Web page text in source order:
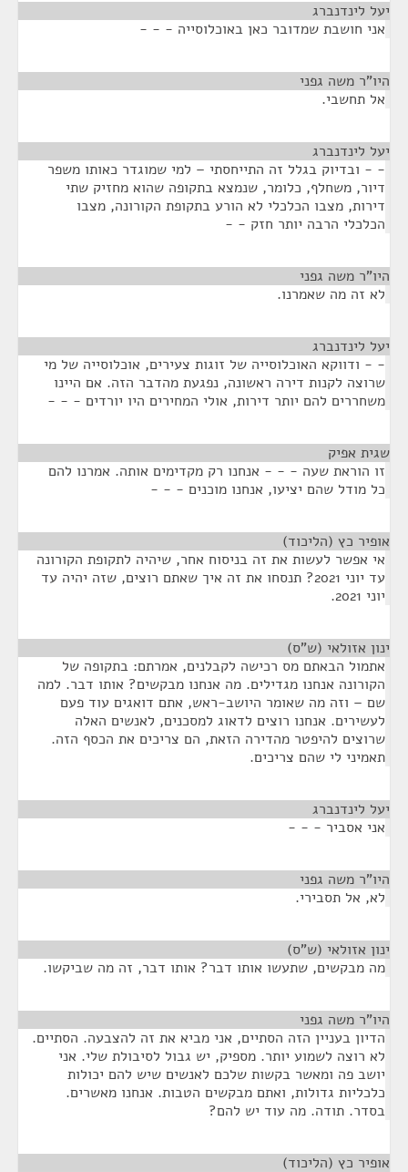
יעל לינדנברג
אני חושבת שמדובר כאן באוכלוסייה - - -
היו"ר משה גפני
אל תחשבי.
יעל לינדנברג
- - ובדיוק בגלל זה התייחסתי – למי שמוגדר כאותו משפר
דיור, משחלף, כלומר, שנמצא בתקופה שהוא מחזיק שתי
דירות, מצבו הכלכלי לא הורע בתקופת הקורונה, מצבו
הכלכלי הרבה יותר חזק - -
היו"ר משה גפני
לא זה מה שאמרנו.
יעל לינדנברג
- - ודווקא האוכלוסייה של זוגות צעירים, אוכלוסייה של מי
שרוצה לקנות דירה ראשונה, נפגעת מהדבר הזה. אם היינו
משחררים להם יותר דירות, אולי המחירים היו יורדים - - -
שגית אפיק
זו הוראת שעה - - - אנחנו רק מקדימים אותה. אמרנו להם
כל מודל שהם יציעו, אנחנו מוכנים - - -
אופיר כץ (הליכוד)
אי אפשר לעשות את זה בניסוח אחר, שיהיה לתקופת הקורונה
עד יוני 2021? תנסחו את זה איך שאתם רוצים, שזה יהיה עד
יוני 2021.
ינון אזולאי (ש"ס)
אתמול הבאתם מס רכישה לקבלנים, אמרתם: בתקופה של
הקורונה אנחנו מגדילים. מה אנחנו מבקשים? אותו דבר. למה
שם – וזה מה שאומר היושב-ראש, אתם דואגים עוד פעם
לעשירים. אנחנו רוצים לדאוג למסכנים, לאנשים האלה
שרוצים להיפטר מהדירה הזאת, הם צריכים את הכסף הזה.
תאמיני לי שהם צריכים.
יעל לינדנברג
אני אסביר - - -
היו"ר משה גפני
לא, אל תסבירי.
ינון אזולאי (ש"ס)
מה מבקשים, שתעשו אותו דבר? אותו דבר, זה מה שביקשו.
היו"ר משה גפני
הדיון בעניין הזה הסתיים, אני מביא את זה להצבעה. הסתיים.
לא רוצה לשמוע יותר. מספיק, יש גבול לסיבולת שלי. אני
יושב פה ומאשר בקשות שלכם לאנשים שיש להם יכולות
כלכליות גדולות, ואתם מבקשים הטבות. אנחנו מאשרים.
בסדר. תודה. מה עוד יש להם?
אופיר כץ (הליכוד)